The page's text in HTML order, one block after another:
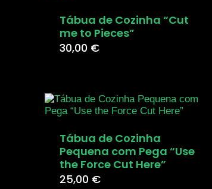
Tábua de Cozinha “Cut
me to Pieces”
30,00 €
Tábua de Cozinha
Pequena com Pega “Use
the Force Cut Here”
25,00 €
veres conteúdos
personalizados.